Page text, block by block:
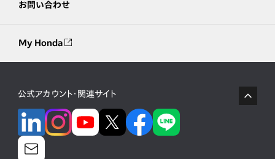
お問い合わせ
My Honda
公式アカウント・関連サイト